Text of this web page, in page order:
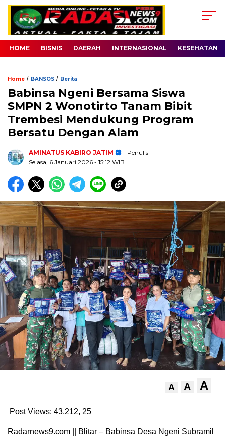
HOME BISNIS DAERAH INTERNASIONAL KESEHATAN
Home / BANSOS / Berita
Babinsa Ngeni Bersama Siswa
SMPN 2 Wonotirto Tanam Bibit
Trembesi Mendukung Program
Bersatu Dengan Alam
AMINATUS KABIRO JATIM
- Penulis
Selasa, 6 Januari 2026 - 15:12 WIB
A A A
Post Views: 43,212, 25
Radarnews9.com || Blitar – Babinsa Desa Ngeni Subramil